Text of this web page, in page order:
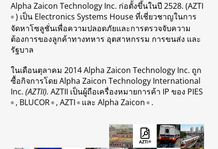
Alpha Zaicon Technology Inc. ก่อตั้งขึ้นในปี 2528. (AZTI
® ) เป็น Electronics Systems House ที่เชี่ยวชาญในการ
จัดหาโซลูชั่นเพื่อความปลอดภัยและการตรวจจับความ
ต้องการของลูกค้าทางทหาร อุตสาหกรรม การขนส่ง และ
รัฐบาล
ในเดือนตุลาคม 2014 Alpha Zaicon Technology Inc. ถูก
ซื้อกิจการโดย Alpha Zaicon Technology International
Inc. (AZTII).AZTII เป็นผู้ถือเครื่องหมายการค้า IP ของ PIES
® , BLUCOR ® , AZTI ® และ Alpha Zaicon ® .